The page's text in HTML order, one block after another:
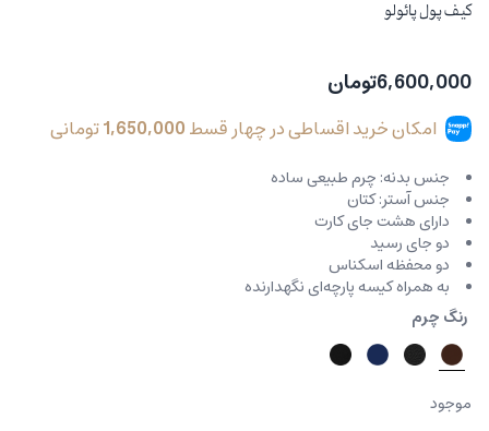
کیف پول پائولو
6,600,000تومان
امکان خرید اقساطی در چهار قسط1,650,000تومانی
جنس بدنه: چرم طبیعی ساده
جنس آستر: کتان
دارای هشت جای کارت
دو جای رسید
دو محفظه اسکناس
به همراه کیسه پارچه‌ای نگهدارنده
رنگ چرم
موجود